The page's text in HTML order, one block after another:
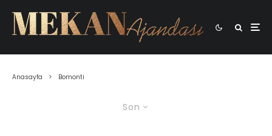
Anasayfa Bomonti
Son